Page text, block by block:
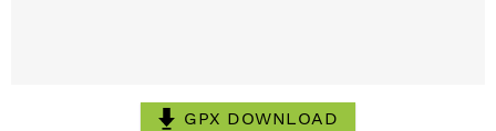
GPX DOWNLOAD